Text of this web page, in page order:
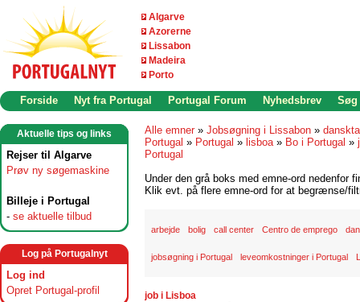
Algarve
Azorerne
Lissabon
Madeira
Porto
Forside Nyt fra Portugal Portugal Forum Nyhedsbrev Søg
Aktuelle tips og links
Rejser til Algarve
Prøv ny søgemaskine
Billeje i Portugal
- se aktuelle tilbud
Log på Portugalnyt
Log ind
Opret Portugal-profil
Alle emner » Jobsøgning i Lissabon »
Portugal » Portugal » lisboa» Bo i Portugal »
Portugal
Under den grå boks med emne-ord nedenfor
Klik evt. på flere emne-ord for at begrænse/
arbejde bolig call center Centro de emprego
jobsøgning i Portugal leveomkostninger i Portugal
job i Lisboa